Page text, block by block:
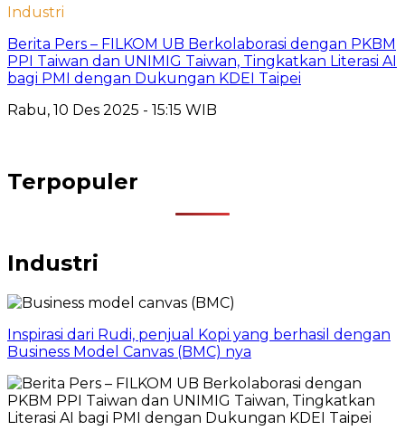
Industri
Berita Pers – FILKOM UB Berkolaborasi dengan PKBM
PPI Taiwan dan UNIMIG Taiwan, Tingkatkan Literasi AI
bagi PMI dengan Dukungan KDEI Taipei
Rabu, 10 Des 2025 - 15:15 WIB
Terpopuler
Industri
Inspirasi dari Rudi, penjual Kopi yang berhasil dengan
Business Model Canvas (BMC) nya